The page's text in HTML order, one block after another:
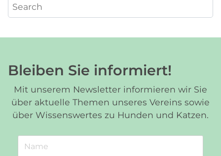
Bleiben Sie informiert!
Mit unserem Newsletter informieren wir Sie
über aktuelle Themen unseres Vereins sowie
über Wissenswertes zu Hunden und Katzen.